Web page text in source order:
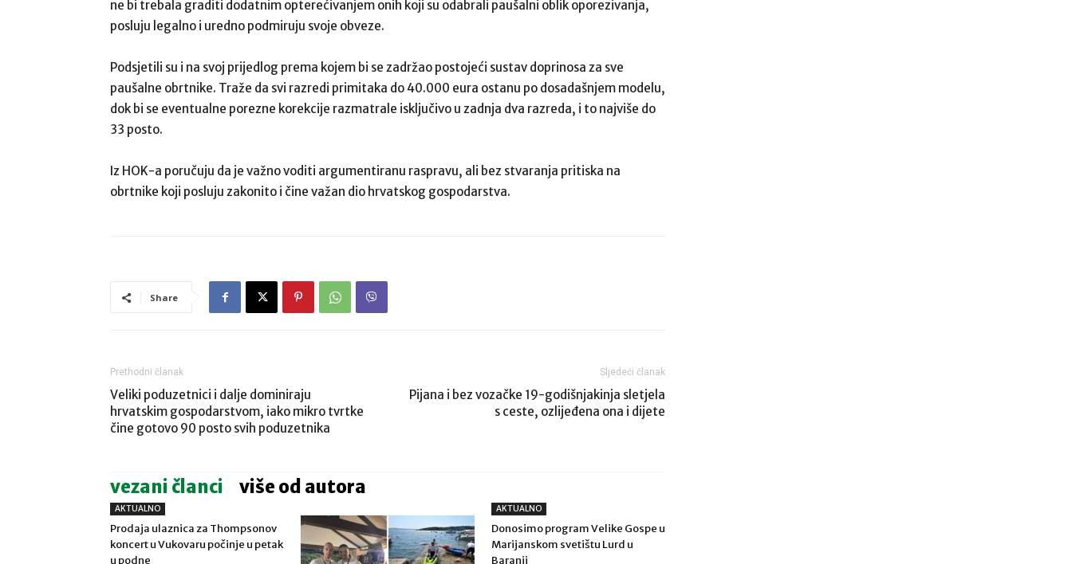
ne bi trebala graditi dodatnim opterećivanjem onih koji su odabrali paušalni oblik oporezivanja,
posluju legalno i uredno podmiruju svoje obveze.
Podsjetili su i na svoj prijedlog prema kojem bi se zadržao postojeći sustav doprinosa za sve
paušalne obrtnike. Traže da svi razredi primitaka do 40.000 eura ostanu po dosadašnjem modelu,
dok bi se eventualne porezne korekcije razmatrale isključivo u zadnja dva razreda, i to najviše do
33 posto.
Iz HOK-a poručuju da je važno voditi argumentiranu raspravu, ali bez stvaranja pritiska na
obrtnike koji posluju zakonito i čine važan dio hrvatskog gospodarstva.
Share
Prethodni članak
Veliki poduzetnici i dalje dominiraju
hrvatskim gospodarstvom, iako mikro tvrtke
čine gotovo 90 posto svih poduzetnika
Sljedeći članak
Pijana i bez vozačke 19-godišnjakinja sletjela
s ceste, ozlijeđena ona i dijete
vezani članci više od autora
AKTUALNO
Prodaja ulaznica za Thompsonov
koncert u Vukovaru počinje u petak
u podne
AKTUALNO
Donosimo program Velike Gospe u
Marijanskom svetištu Lurd u
Baranji